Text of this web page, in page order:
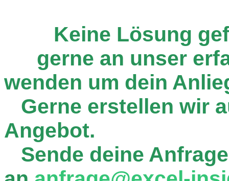
Keine Lösung
gerne an unser
wenden um dein
Gerne erstellen wir
Angebot.
Sende deine